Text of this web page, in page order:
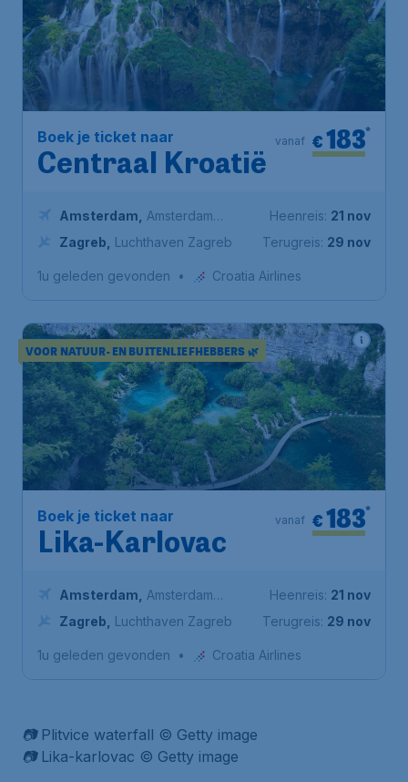
Boek je ticket naar
Centraal Kroatië
€183*
vanaf
Amsterdam
Amsterdam
Airport Schiphol
Zagreb Luchthaven Zagreb
Heenreis: 21 nov
Terugreis: 29 nov
1u geleden gevonden • Croatia Airlines
VOOR NATUUR- EN BUITENLIEFHEBBERS 🌿
Boek je ticket naar
Lika-Karlovac
€183*
vanaf
Amsterdam
Amsterdam
Airport Schiphol
Zagreb Luchthaven Zagreb
Heenreis: 21 nov
Terugreis: 29 nov
1u geleden gevonden • Croatia Airlines
📷 Plitvice waterfall © Getty image
📷 Lika-karlovac © Getty image